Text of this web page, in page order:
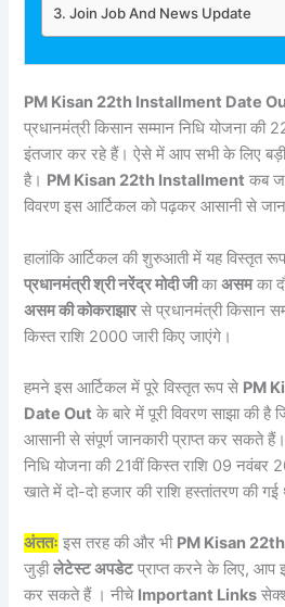
Join Job And News Update
PM Kisan 22th Installment Date
प्रधानमंत्री किसान सम्मान निधि योजना की
इंतजार कर रहे हैं। ऐसे में आप सभी के लिए
है। PM Kisan 22th Installment कब
विवरण इस आर्टिकल को पढ़कर आसानी से
हालांकि आर्टिकल की शुरुआती में यह विस्तृत
प्रधानमंत्री श्री नरेंद्र मोदी जीकाअसमका
असम की कोकराझारसे प्रधानमंत्री किसान
किस्त राशि 2000 जारी किए जाएंगे।
हमने इस आर्टिकल में पूरे विस्तृत रूप से PM
Date Out के बारे में पूरी विवरण साझा की है
आसानी से संपूर्ण जानकारी प्राप्त कर सकते
निधि योजना की 21वीं किस्त राशि 09 नवंबर
खाते में दो-दो हजार की राशि हस्तांतरण की गई
अंततः इस तरह की और भी PM Kisan
जुड़ीलेटेस्ट अपडेटप्राप्त करने के लिए, आप
कर सकते हैं । नीचे Important Links